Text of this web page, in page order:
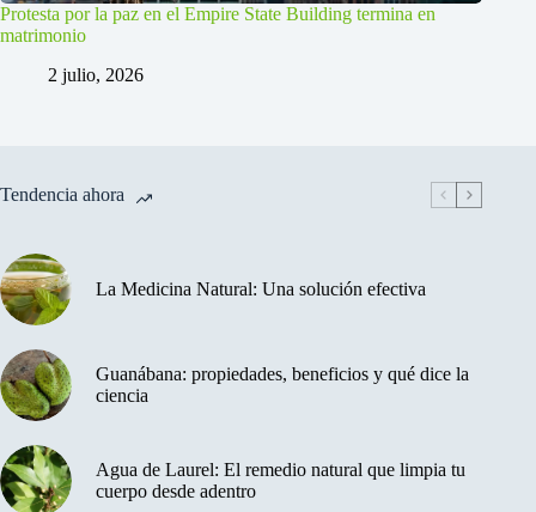
Protesta por la paz en el Empire State Building termina en
matrimonio
2 julio, 2026
Tendencia ahora
La Medicina Natural: Una solución efectiva
Guanábana: propiedades, beneficios y qué dice la
ciencia
Agua de Laurel: El remedio natural que limpia tu
cuerpo desde adentro